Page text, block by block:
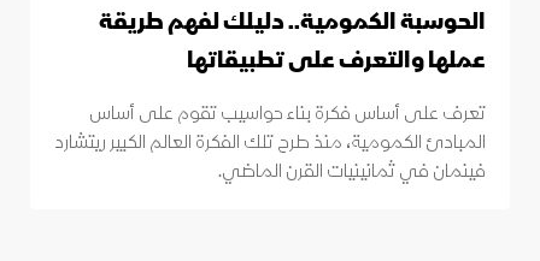
الحوسبة الكمومية.. دليلك لفهم طريقة
عملها والتعرف على تطبيقاتها
تعرف على أساس فكرة بناء حواسيب تقوم على أساس
المبادئ الكمومية، منذ طرح تلك الفكرة العالم الكبير ريتشارد
فينمان في ثمانينيات القرن الماضي.